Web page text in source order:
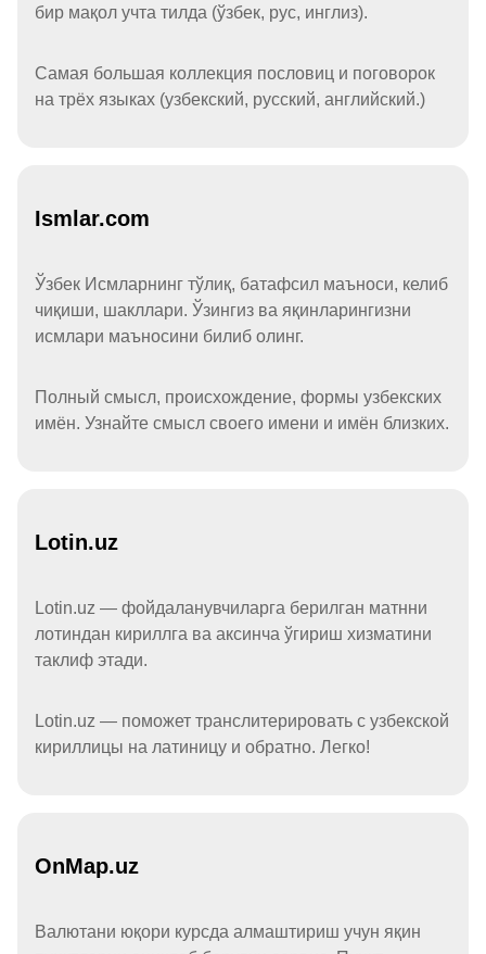
бир мақол учта тилда (ўзбек, рус, инглиз).
Самая большая коллекция пословиц и поговорок
на трёх языках (узбекский, русский, английский.)
Ismlar.com
Ўзбек Исмларнинг тўлиқ, батафсил маъноси, келиб
чиқиши, шакллари. Ўзингиз ва яқинларингизни
исмлари маъносини билиб олинг.
Полный смысл, происхождение, формы узбекских
имён. Узнайте смысл своего имени и имён близких.
Lotin.uz
Lotin.uz — фойдаланувчиларга берилган матнни
лотиндан кириллга ва аксинча ўгириш хизматини
таклиф этади.
Lotin.uz — поможет транслитерировать с узбекской
кириллицы на латиницу и обратно. Легко!
OnMap.uz
Валютани юқори курсда алмаштириш учун яқин